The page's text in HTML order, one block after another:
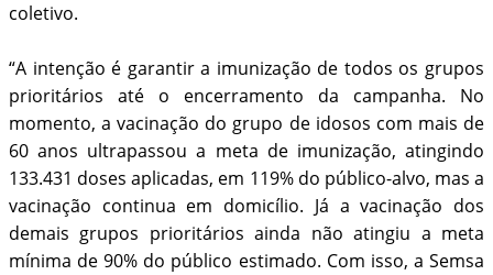
coletivo.
“A intenção é garantir a imunização de todos os grupos
prioritários até o encerramento da campanha. No
momento, a vacinação do grupo de idosos com mais de
60 anos ultrapassou a meta de imunização, atingindo
133.431 doses aplicadas, em 119% do público-alvo, mas a
vacinação continua em domicílio. Já a vacinação dos
demais grupos prioritários ainda não atingiu a meta
mínima de 90% do público estimado. Com isso, a Semsa